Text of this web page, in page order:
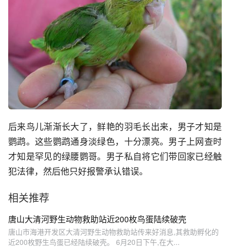
后来鸟儿渐渐长大了，鲜艳的羽毛长出来，男子才知是
鹦鹉。这些鹦鹉通身淡绿色，十分漂亮。男子上网查时
才知是罕见的绿腰鹦哥。男子私自将它们带回家已经触
犯法律，然后他只好报警承认错误。
相关推荐
唐山大清河野生动物救助站近200枚鸟蛋陆续破壳
唐山市海港开发区大清河野生动物救助站传来好消息,其救助孵化的
近200枚野生鸟蛋已经陆续破壳。 6月20日下午,在大...